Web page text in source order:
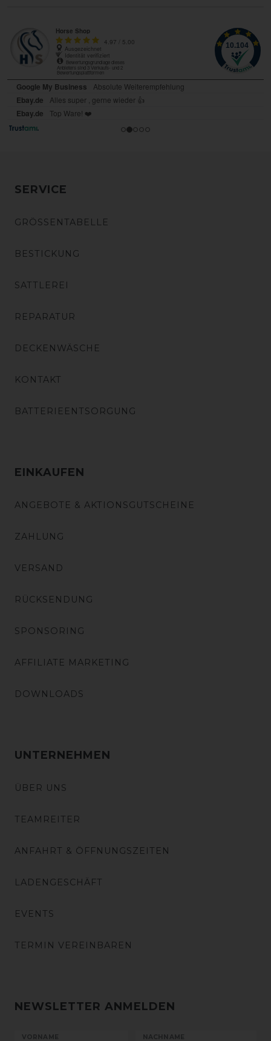
SERVICE
GRÖSSENTABELLE
BESTICKUNG
SATTLEREI
REPARATUR
DECKENWÄSCHE
KONTAKT
BATTERIEENTSORGUNG
EINKAUFEN
ANGEBOTE & AKTIONSGUTSCHEINE
ZAHLUNG
VERSAND
RÜCKSENDUNG
SPONSORING
AFFILIATE MARKETING
DOWNLOADS
UNTERNEHMEN
ÜBER UNS
TEAMREITER
ANFAHRT & ÖFFNUNGSZEITEN
LADENGESCHÄFT
EVENTS
TERMIN VEREINBAREN
NEWSLETTER ANMELDEN
VORNAME NACHNAME